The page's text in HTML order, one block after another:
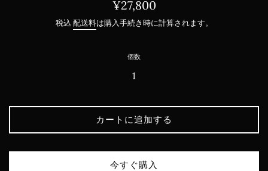
価
¥27,800
税込 配送料は購入手続き時に計算されます。
個数
カートに追加する
今すぐ購入